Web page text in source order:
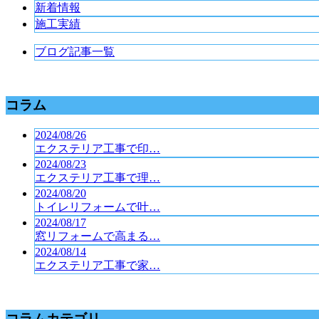
新着情報
施工実績
ブログ記事一覧
コラム
2024/08/26
エクステリア工事で印…
2024/08/23
エクステリア工事で理…
2024/08/20
トイレリフォームで叶…
2024/08/17
窓リフォームで高まる…
2024/08/14
エクステリア工事で家…